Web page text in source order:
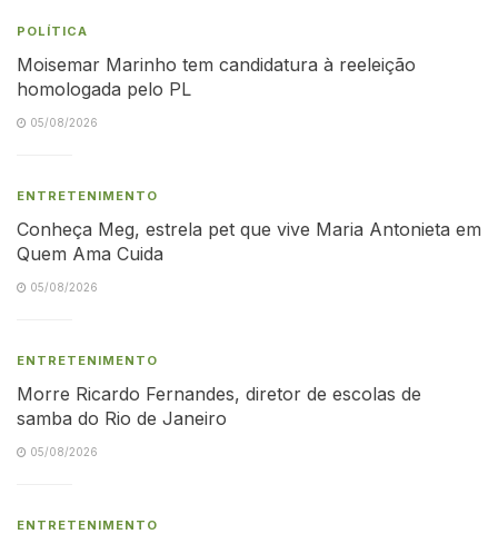
POLÍTICA
Moisemar Marinho tem candidatura à reeleição
homologada pelo PL
05/08/2026
ENTRETENIMENTO
Conheça Meg, estrela pet que vive Maria Antonieta em
Quem Ama Cuida
05/08/2026
ENTRETENIMENTO
Morre Ricardo Fernandes, diretor de escolas de
samba do Rio de Janeiro
05/08/2026
ENTRETENIMENTO